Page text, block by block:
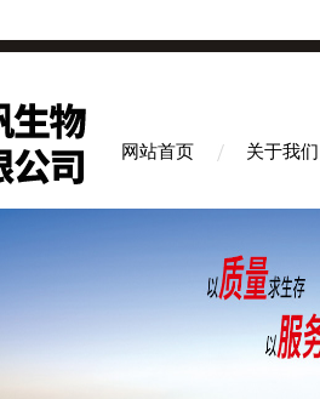
网站首页 关于我们